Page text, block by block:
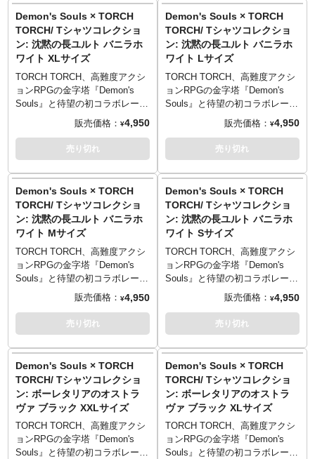
TORCH TORCH OFFICIAL
SITE：https://torchtorch.jp/
© 2021 Sony Interactive
Entertainment Inc.
“Demonʼs Souls” is a trademark
of Sony Interactive
Entertainment Inc.
TORCH TORCH OFFICIAL
SITE：https://torchtorch.jp/
© 2021 Sony Interactive
Entertainment Inc.
“Demonʼs Souls” is a trademark
of Sony Interactive
Entertainment Inc.
■サイズ（着丈／身幅／肩幅／袖
丈）
Sサイズ （65cm／49cm／42cm
／19cm）
Mサイズ （69cm／52cm／46cm
／20cm）
Lサイズ （73cm／55cm／50cm
／22cm）
54cm／24cm）
XXLサイズ （81cm／63cm／
57cm／25cm）
TORCH TORCH OFFICIAL
SITE：https://torchtorch.jp/
© 2021 Sony Interactive
Entertainment Inc.
“Demonʼs Souls” is a trademark
of Sony Interactive
Entertainment Inc.
■サイズ（着丈／身幅／肩幅／袖
丈）
Sサイズ （65cm／49cm／42cm
／19cm）
Mサイズ （69cm／52cm／46cm
／20cm）
Lサイズ （73cm／55cm／50cm
／22cm）
54cm／24cm）
XXLサイズ （81cm／63cm／
57cm／25cm）
TORCH TORCH OFFICIAL
SITE：https://torchtorch.jp/
© 2021 Sony Interactive
Entertainment Inc.
“Demonʼs Souls” is a trademark
of Sony Interactive
Entertainment Inc.
す。遊び心あるギミックをお楽
しみください。
■イラストレーション: 芳川
■カラー: バニラホワイト、ヘザ
ーグレー、ブラック
■マテリアル: 綿100% 5.6oz ヘ
ビーウェイトボディ
※ヘザーグレーのみ、ポリエス
PRINTED IN TOKYO
■サイズ（着丈／身幅／肩幅／袖
丈）
Sサイズ （65cm／49cm／42cm
／19cm）
Mサイズ （69cm／52cm／46cm
／20cm）
Lサイズ （73cm／55cm／50cm
／22cm）
54cm／24cm）
XXLサイズ （81cm／63cm／
57cm／25cm）
TORCH TORCH OFFICIAL
SITE：https://torchtorch.jp/
© 2021 Sony Interactive
Entertainment Inc.
“Demonʼs Souls” is a trademark
of Sony Interactive
す。遊び心あるギミックをお楽
しみください。
■イラストレーション: 芳川
■カラー: バニラホワイト、ヘザ
ーグレー、ブラック
■マテリアル: 綿100% 5.6oz ヘ
ビーウェイトボディ
※ヘザーグレーのみ、ポリエス
PRINTED IN TOKYO
■サイズ（着丈／身幅／肩幅／袖
丈）
Sサイズ （65cm／49cm／42cm
／19cm）
Mサイズ （69cm／52cm／46cm
／20cm）
Lサイズ （73cm／55cm／50cm
／22cm）
54cm／24cm）
XXLサイズ （81cm／63cm／
57cm／25cm）
TORCH TORCH OFFICIAL
SITE： https://torchtorch.jp/
© 2021 Sony Interactive
Entertainment Inc.
“Demonʼs Souls” is a trademark
of Sony Interactive
名詞ともいえるあの台詞のみを
あしらい、シンプルに仕上げま
した。そして背後に回ると彼の
不敵な姿が……。ダークでドラ
イなタッチのイラストは、イラ
ストレーター・芳川氏による描
き下ろし。
中のユニークな要素「ソウル傾
向」をモチーフにした刺繍が。
「白」「黒」の2種のどちらが付
す。遊び心あるギミックをお楽
しみください。
■イラストレーション: 芳川
■カラー: バニラホワイト、ヘザ
ーグレー、ブラック
■マテリアル: 綿100% 5.6oz ヘ
ビーウェイトボディ
※ヘザーグレーのみ、ポリエス
PRINTED IN TOKYO
■サイズ（着丈／身幅／肩幅／袖
丈）
Sサイズ （65cm／49cm／42cm
／19cm）
Mサイズ （69cm／52cm／46cm
／20cm）
Lサイズ （73cm／55cm／50cm
／22cm）
名詞ともいえるあの台詞のみを
あしらい、シンプルに仕上げま
した。そして背後に回ると彼の
不敵な姿が……。ダークでドラ
イなタッチのイラストは、イラ
ストレーター・芳川氏による描
き下ろし。
中のユニークな要素「ソウル傾
向」をモチーフにした刺繍が。
「白」「黒」の2種のどちらが付
す。遊び心あるギミックをお楽
しみください。
■イラストレーション: 芳川
■カラー: バニラホワイト、ヘザ
ーグレー、ブラック
■マテリアル: 綿100% 5.6oz ヘ
ビーウェイトボディ
※ヘザーグレーのみ、ポリエス
PRINTED IN TOKYO
■サイズ（着丈／身幅／肩幅／袖
丈）
Sサイズ （65cm／49cm／42cm
／19cm）
Mサイズ （69cm／52cm／46cm
／20cm）
Lサイズ （73cm／55cm／50cm
／22cm）
Demon's Souls × TORCH
TORCH/ Tシャツコレクショ
ン: 沈黙の長ユルト バニラホ
ワイト XLサイズ
TORCH TORCH、高難度アクシ
ョンRPGの金字塔『Demon's
Souls』と待望の初コラボレーシ
ョンが決定！人気キャラクター
をモチーフにしたTシャツ5型が
プレイヤーの親切心をもてあそ
名詞ともいえるあの台詞のみを
あしらい、シンプルに仕上げま
した。そして背後に回ると彼の
不敵な姿が……。ダークでドラ
イなタッチのイラストは、イラ
ストレーター・芳川氏による描
き下ろし。
中のユニークな要素「ソウル傾
向」をモチーフにした刺繍が。
「白」「黒」の2種のどちらが付
す。遊び心あるギミックをお楽
しみください。
■イラストレーション: 芳川
■カラー: バニラホワイト、ヘザ
ーグレー、ブラック
■マテリアル: 綿100% 5.6oz ヘ
ビーウェイトボディ
※ヘザーグレーのみ、ポリエス
販売価格： ¥4,950
売り切れ
Demon's Souls × TORCH
TORCH/ Tシャツコレクショ
ン: 沈黙の長ユルト バニラホ
ワイト Lサイズ
TORCH TORCH、高難度アクシ
ョンRPGの金字塔『Demon's
Souls』と待望の初コラボレーシ
ョンが決定！人気キャラクター
をモチーフにしたTシャツ5型が
プレイヤーの親切心をもてあそ
名詞ともいえるあの台詞のみを
あしらい、シンプルに仕上げま
した。そして背後に回ると彼の
不敵な姿が……。ダークでドラ
イなタッチのイラストは、イラ
ストレーター・芳川氏による描
き下ろし。
中のユニークな要素「ソウル傾
向」をモチーフにした刺繍が。
「白」「黒」の2種のどちらが付
す。遊び心あるギミックをお楽
しみください。
■イラストレーション: 芳川
■カラー: バニラホワイト、ヘザ
ーグレー、ブラック
■マテリアル: 綿100% 5.6oz ヘ
ビーウェイトボディ
※ヘザーグレーのみ、ポリエス
販売価格： ¥4,950
売り切れ
Demon's Souls × TORCH
TORCH/ Tシャツコレクショ
ン: 沈黙の長ユルト バニラホ
ワイト Mサイズ
TORCH TORCH、高難度アクシ
ョンRPGの金字塔『Demon's
Souls』と待望の初コラボレーシ
ョンが決定！人気キャラクター
をモチーフにしたTシャツ5型が
プレイヤーの親切心をもてあそ
名詞ともいえるあの台詞のみを
あしらい、シンプルに仕上げま
した。そして背後に回ると彼の
不敵な姿が……。ダークでドラ
イなタッチのイラストは、イラ
ストレーター・芳川氏による描
き下ろし。
販売価格： ¥4,950
売り切れ
Demon's Souls × TORCH
TORCH/ Tシャツコレクショ
ン: 沈黙の長ユルト バニラホ
ワイト Sサイズ
TORCH TORCH、高難度アクシ
ョンRPGの金字塔『Demon's
Souls』と待望の初コラボレーシ
ョンが決定！人気キャラクター
をモチーフにしたTシャツ5型が
プレイヤーの親切心をもてあそ
名詞ともいえるあの台詞のみを
あしらい、シンプルに仕上げま
した。そして背後に回ると彼の
不敵な姿が……。ダークでドラ
イなタッチのイラストは、イラ
ストレーター・芳川氏による描
き下ろし。
販売価格： ¥4,950
売り切れ
Demon's Souls × TORCH
TORCH/ Tシャツコレクショ
ン: ボーレタリアのオストラ
ヴァ ブラック XXLサイズ
TORCH TORCH、高難度アクシ
ョンRPGの金字塔『Demon's
Souls』と待望の初コラボレーシ
Demon's Souls × TORCH
TORCH/ Tシャツコレクショ
ン: ボーレタリアのオストラ
ヴァ ブラック XLサイズ
TORCH TORCH、高難度アクシ
ョンRPGの金字塔『Demon's
Souls』と待望の初コラボレーシ